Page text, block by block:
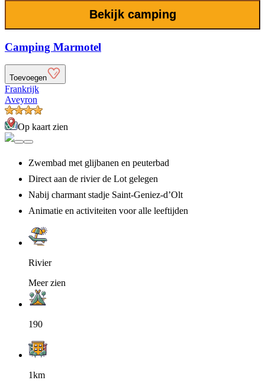
Bekijk camping
Camping Marmotel
Toevoegen
Frankrijk
Aveyron
Op kaart zien
Zwembad met glijbanen en peuterbad
Direct aan de rivier de Lot gelegen
Nabij charmant stadje Saint-Geniez-d’Olt
Animatie en activiteiten voor alle leeftijden
Rivier
Meer zien
190
1km